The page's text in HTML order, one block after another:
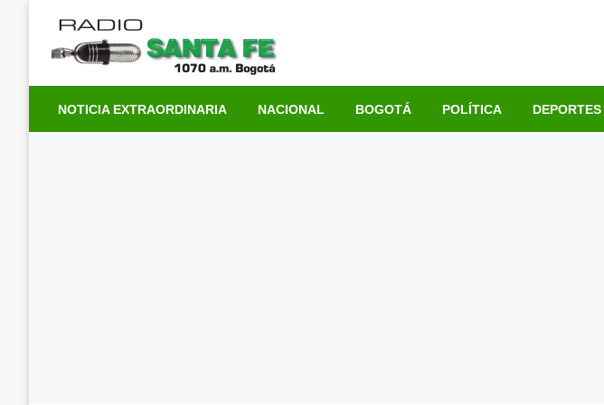
contenido
NOTICIA EXTRAORDINARIA NACIONAL BOGOTÁ POLÍTICA DEPORTES